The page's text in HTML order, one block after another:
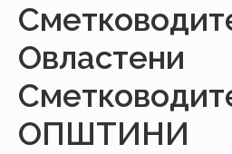
КОНТРОЛА
НА
КВАЛИТЕТ
ДА
Овластени
ОПШТИНИ